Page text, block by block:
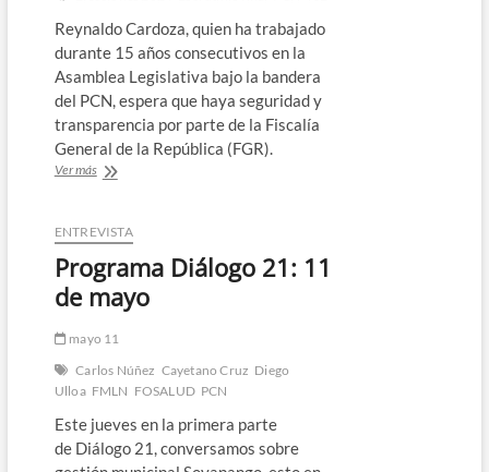
Reynaldo Cardoza, quien ha trabajado
durante 15 años consecutivos en la
Asamblea Legislativa bajo la bandera
del PCN, espera que haya seguridad y
transparencia por parte de la Fiscalía
General de la República (FGR).
Ver más“Este
gane
rotundo
para
el
PCN
Chalatenango”,
asegura
Reynaldo
ENTREVISTA
Programa Diálogo 21: 11
de mayo
mayo 11
Carlos Núñez Cayetano Cruz Diego
Ulloa FMLN FOSALUD PCN
Este jueves en la primera parte
de Diálogo 21, conversamos sobre